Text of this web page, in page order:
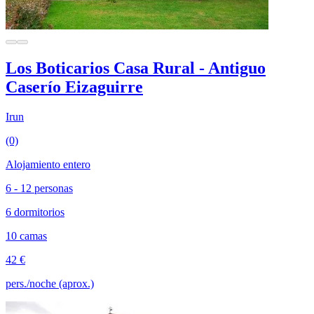
Los Boticarios Casa Rural - Antiguo
Caserío Eizaguirre
Irun
(0)
Alojamiento entero
6 - 12 personas
6 dormitorios
10 camas
42 €
pers./noche (aprox.)